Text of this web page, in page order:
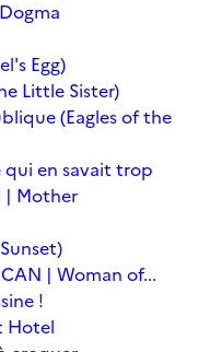
Egg)
Little Sister)
(Eagles of the
qui en savait trop
| Mother
| Woman of...
!
Hotel